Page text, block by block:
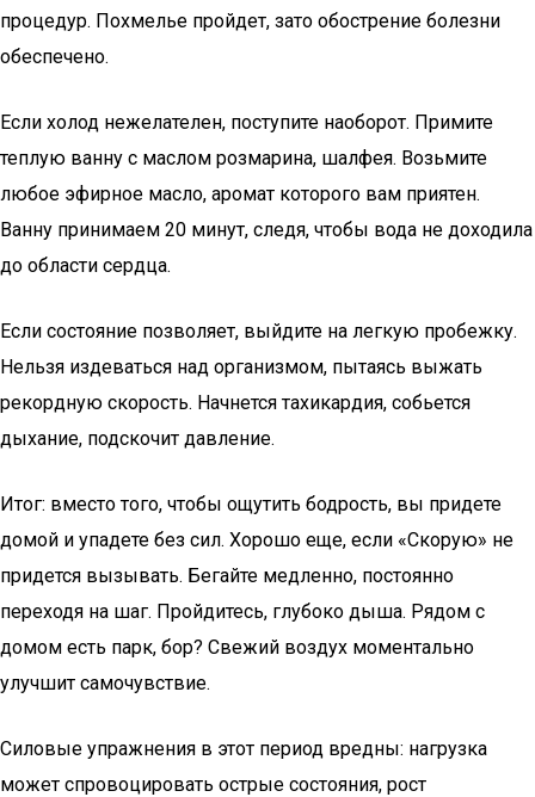
процедур. Похмелье пройдет, зато обострение болезни
обеспечено.
Если холод нежелателен, поступите наоборот. Примите
теплую ванну с маслом розмарина, шалфея. Возьмите
любое эфирное масло, аромат которого вам приятен.
Ванну принимаем 20 минут, следя, чтобы вода не доходила
до области сердца.
Если состояние позволяет, выйдите на легкую пробежку.
Нельзя издеваться над организмом, пытаясь выжать
рекордную скорость. Начнется тахикардия, собьется
дыхание, подскочит давление.
Итог: вместо того, чтобы ощутить бодрость, вы придете
домой и упадете без сил. Хорошо еще, если «Скорую» не
придется вызывать. Бегайте медленно, постоянно
переходя на шаг. Пройдитесь, глубоко дыша. Рядом с
домом есть парк, бор? Свежий воздух моментально
улучшит самочувствие.
Силовые упражнения в этот период вредны: нагрузка
может спровоцировать острые состояния, рост